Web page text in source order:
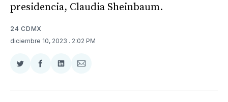
presidencia, Claudia Sheinbaum.
24 CDMX
diciembre 10, 2023 . 2:02 PM
Compartir
Twitter
Compartir
Facebook
Compartir
LinkedIn
Compartir
Email